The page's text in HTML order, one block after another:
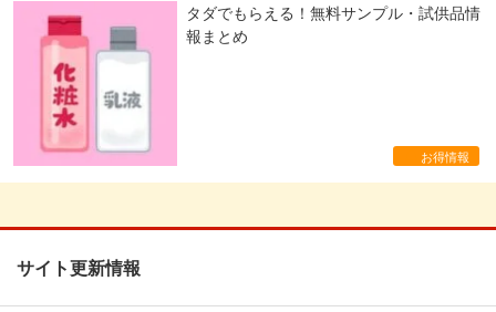
タダでもらえる！無料サンプル・試供品情
報まとめ
お得情報
サイト更新情報